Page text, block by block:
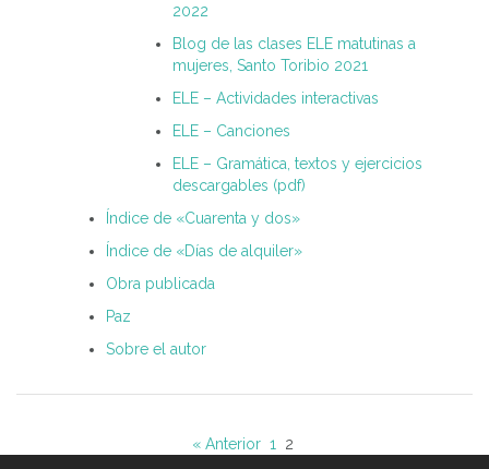
2022
Blog de las clases ELE matutinas a
mujeres, Santo Toribio 2021
ELE – Actividades interactivas
ELE – Canciones
ELE – Gramática, textos y ejercicios
descargables (pdf)
Índice de «Cuarenta y dos»
Índice de «Días de alquiler»
Obra publicada
Paz
Sobre el autor
« Anterior 1 2